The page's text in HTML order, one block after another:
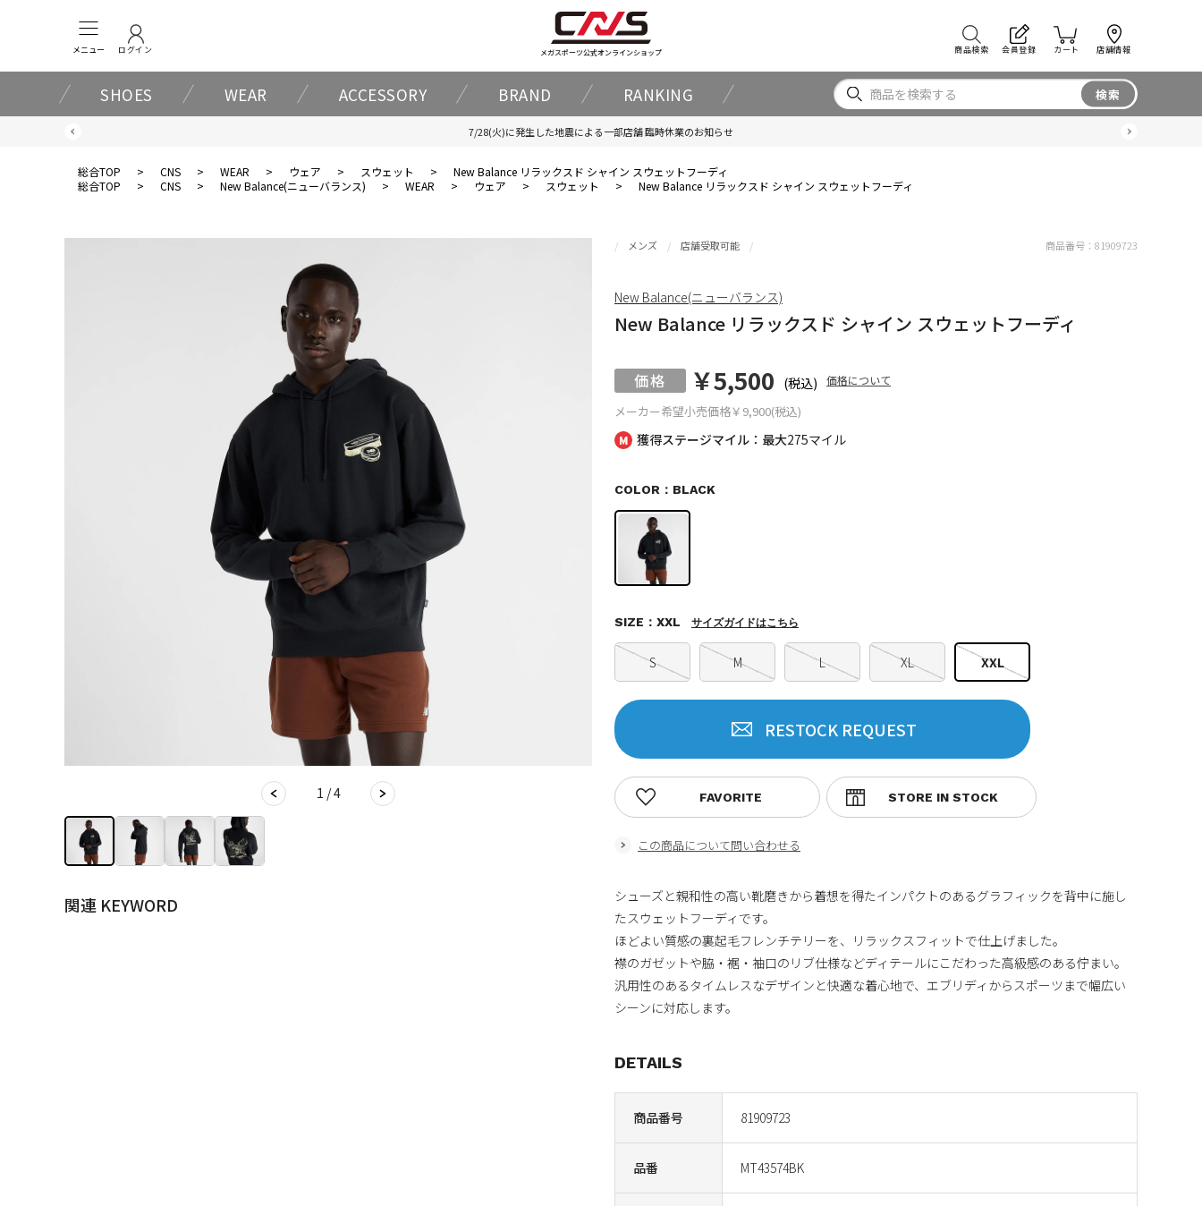
メニュー ログイン メガスポーツ公式オンラインショップ 商品検索 会員登録 カート 店舗情報
SHOES WEAR ACCESSORY BRAND RANKING 検索
7/28(火)に発生した地震による一部店舗 臨時休業のお知らせ
総合TOP > CNS > WEAR > ウェア > スウェット >
New Balance リラックスド シャイン スウェットフーディ
総合TOP
> CNS > New Balance(ニューバランス) > WEAR > ウェア > スウェット > New Balance リラックスド シャイン スウェットフーディ
1 / 4
関連 KEYWORD
獲得ステージマイル：最大275マイル
メンズ 店舗受取可能
New Balance リラックスド シャイン スウェットフーディ
メーカー希望小売価格￥9,900(税込)
￥5,500 (税込) 価格について
商品番号 81909723
品番 MT43574BK
COLOR：BLACK
S M L XL XXL
SIZE：XXL サイズガイドはこちら
RESTOCK REQUEST
この商品について問い合わせる
FAVORITE
商品番号： 81909723
New Balance(ニューバランス)
シューズと親和性の高い靴磨きから着想を得たインパクトのあるグラフィックを背中に施し
たスウェットフーディです。
ほどよい質感の裏起毛フレンチテリーを、リラックスフィットで仕上げました。
襟のガゼットや脇・裾・袖口のリブ仕様などディテールにこだわった高級感のある佇まい。
汎用性のあるタイムレスなデザインと快適な着心地で、エブリディからスポーツまで幅広い
シーンに対応します。
DETAILS